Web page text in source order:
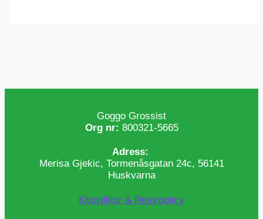
Goggo Grossist
Org nr: 800321-5665
Adress:
Merisa Gjekic, Tormenåsgatan 24c, 56141
Huskvarna
Köpvillkor & Returpolicy